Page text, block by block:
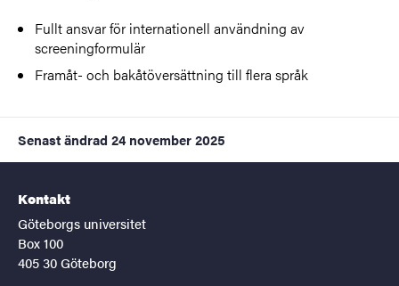
Fullt ansvar för internationell användning av
screeningformulär
Framåt- och bakåtöversättning till flera språk
Senast ändrad 24 november 2025
Kontakt
Göteborgs universitet
Box 100
405 30 Göteborg